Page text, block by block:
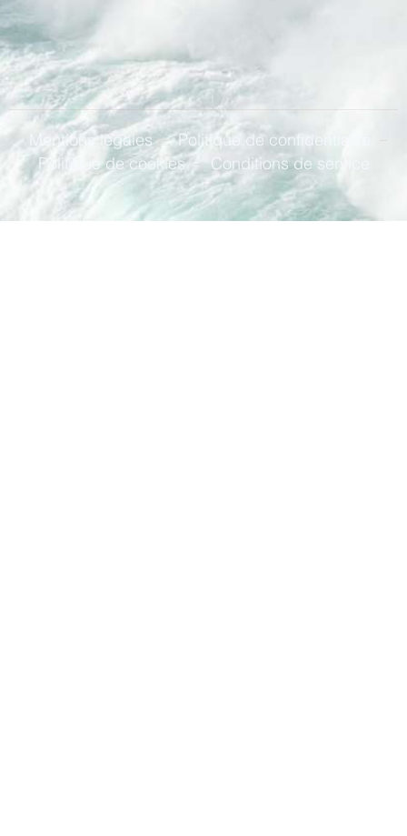
Mentions légales
Politique de confidentialité
Politique de cookies
Conditions de service